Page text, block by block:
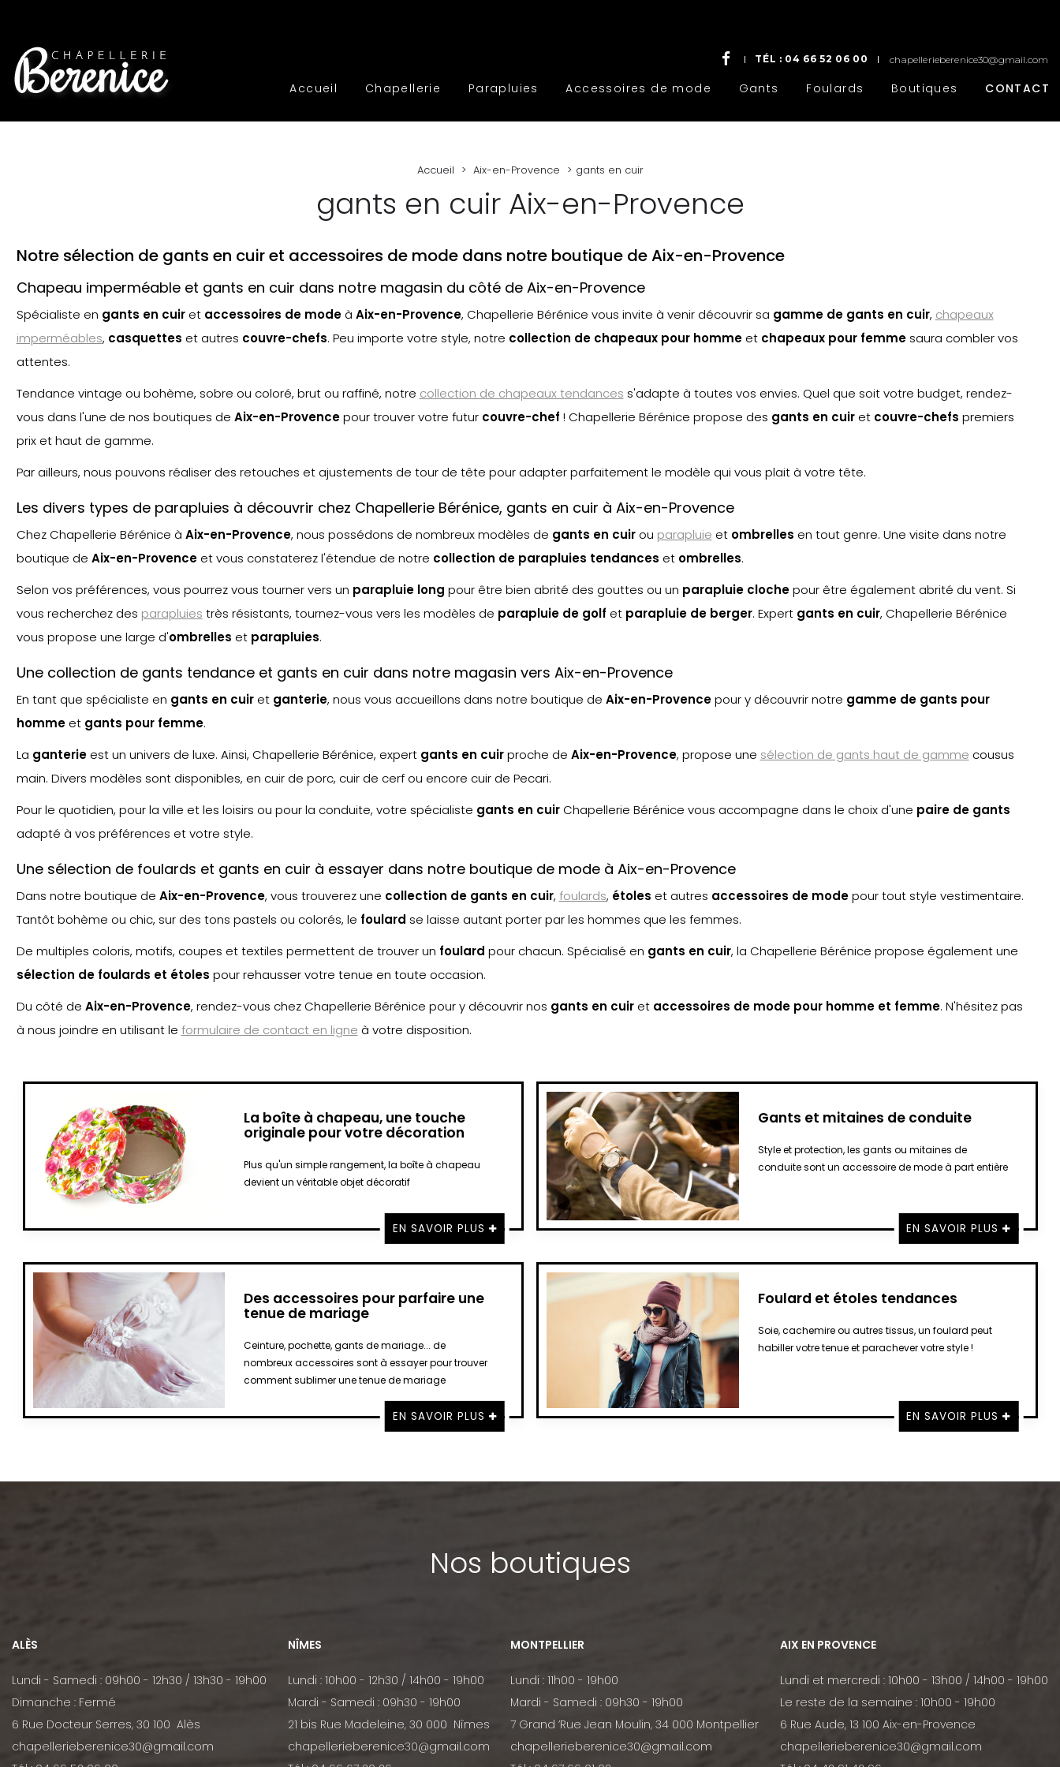
TÉL : 04 66 52 06 00 chapellerieberenice30@gmail.com
Accueil Chapellerie Parapluies Accessoires de mode Gants Foulards Boutiques CONTACT
Accueil Aix-en-Provence gants en cuir
gants en cuir Aix-en-Provence
Notre sélection de gants en cuir et accessoires de mode dans notre boutique de Aix-en-Provence
Chapeau imperméable et gants en cuir dans notre magasin du côté de Aix-en-Provence
Spécialiste en gants en cuiret accessoires de modeà Aix-en-Provence, Chapellerie Bérénice vous invite à venir découvrir sa gamme de gants en cuir, chapeaux
imperméables, casquettes et autres couvre-chefs. Peu importe votre style, notre collection de chapeaux pour hommeet chapeaux pour femmesaura combler vos
attentes.
Tendance vintage ou bohème, sobre ou coloré, brut ou raffiné, notre collection de chapeaux tendances s'adapte à toutes vos envies. Quel que soit votre budget, rendez-
vous dans l'une de nos boutiques de Aix-en-Provencepour trouver votre futur couvre-chef ! Chapellerie Bérénice propose des gants en cuiret couvre-chefs premiers
prix et haut de gamme.
Par ailleurs, nous pouvons réaliser des retouches et ajustements de tour de tête pour adapter parfaitement le modèle qui vous plait à votre tête.
Les divers types de parapluies à découvrir chez Chapellerie Bérénice, gants en cuir à Aix-en-Provence
Chez Chapellerie Bérénice à Aix-en-Provence, nous possédons de nombreux modèles de gants en cuirou parapluie et ombrelles en tout genre. Une visite dans notre
boutique de Aix-en-Provenceet vous constaterez l'étendue de notre collection de parapluies tendances et ombrelles.
Selon vos préférences, vous pourrez vous tourner vers un parapluie long pour être bien abrité des gouttes ou un parapluie clochepour être également abrité du vent. Si
vous recherchez des parapluies très résistants, tournez-vous vers les modèles de parapluie de golf et parapluie de berger. Expert gants en cuir, Chapellerie Bérénice
vous propose une large d'ombrelles et parapluies.
Une collection de gants tendance et gants en cuir dans notre magasin vers Aix-en-Provence
En tant que spécialiste en gants en cuiret ganterie, nous vous accueillons dans notre boutique de Aix-en-Provencepour y découvrir notre gamme de gants pour
hommeet gants pour femme.
La ganterieest un univers de luxe. Ainsi, Chapellerie Bérénice, expert gants en cuirproche de Aix-en-Provence, propose une sélection de gants haut de gamme cousus
main. Divers modèles sont disponibles, en cuir de porc, cuir de cerf ou encore cuir de Pecari.
Pour le quotidien, pour la ville et les loisirs ou pour la conduite, votre spécialiste gants en cuirChapellerie Bérénice vous accompagne dans le choix d'une paire de gants
adapté à vos préférences et votre style.
Une sélection de foulards et gants en cuir à essayer dans notre boutique de mode à Aix-en-Provence
Dans notre boutique de Aix-en-Provence, vous trouverez une collection de gants en cuir, foulards, étoles et autres accessoires de modepour tout style vestimentaire.
Tantôt bohème ou chic, sur des tons pastels ou colorés, le foulard se laisse autant porter par les hommes que les femmes.
De multiples coloris, motifs, coupes et textiles permettent de trouver un foulard pour chacun. Spécialisé en gants en cuir, la Chapellerie Bérénice propose également une
sélection de foulards et étoles pour rehausser votre tenue en toute occasion.
Du côté de Aix-en-Provence, rendez-vous chez Chapellerie Bérénice pour y découvrir nos gants en cuiret accessoires de mode pour homme et femme. N'hésitez pas
à nous joindre en utilisant le formulaire de contact en ligne à votre disposition.
La boîte à chapeau, une touche
originale pour votre décoration
Plus qu'un simple rangement, la boîte à chapeau
devient un véritable objet décoratif
EN SAVOIR PLUS
Gants et mitaines de conduite
Style et protection, les gants ou mitaines de
conduite sont un accessoire de mode à part entière
EN SAVOIR PLUS
Des accessoires pour parfaire une
tenue de mariage
Ceinture, pochette, gants de mariage... de
nombreux accessoires sont à essayer pour trouver
comment sublimer une tenue de mariage
EN SAVOIR PLUS
Foulard et étoles tendances
Soie, cachemire ou autres tissus, un foulard peut
habiller votre tenue et parachever votre style !
EN SAVOIR PLUS
Nos boutiques
ALÈS
Lundi - Samedi : 09h00 - 12h30 / 13h30 - 19h00
Dimanche : Fermé
6 Rue Docteur Serres, 30 100 Alès
chapellerieberenice30@gmail.com
NÎMES
Lundi : 10h00 - 12h30 / 14h00 - 19h00
Mardi - Samedi : 09h30 - 19h00
21 bis Rue Madeleine, 30 000 Nîmes
chapellerieberenice30@gmail.com
MONTPELLIER
Lundi : 11h00 - 19h00
Mardi - Samedi : 09h30 - 19h00
7 Grand ’Rue Jean Moulin, 34 000 Montpellier
chapellerieberenice30@gmail.com
AIX EN PROVENCE
Lundi et mercredi : 10h00 - 13h00 / 14h00 - 19h00
Le reste de la semaine : 10h00 - 19h00
6 Rue Aude, 13 100 Aix-en-Provence
chapellerieberenice30@gmail.com